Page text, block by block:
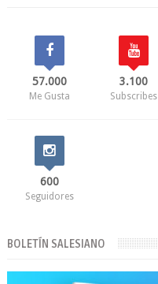
57.000
Me Gusta
3.100
Subscribes
600
Seguidores
BOLETÍN SALESIANO